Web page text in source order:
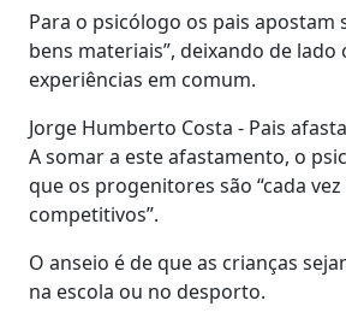
Para o psicólogo os pais apostam
bens materiais”, deixando de lado
experiências em comum.
Jorge Humberto Costa - Pais
A somar a este afastamento, o
que os progenitores são “cada vez
competitivos”.
O anseio é de que as crianças
na escola ou no desporto.